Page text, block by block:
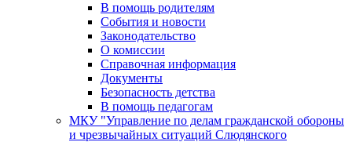
В помощь родителям
События и новости
Законодательство
О комиссии
Справочная информация
Документы
Безопасность детства
В помощь педагогам
МКУ "Управление по делам гражданской обороны
и чрезвычайных ситуаций Слюдянского